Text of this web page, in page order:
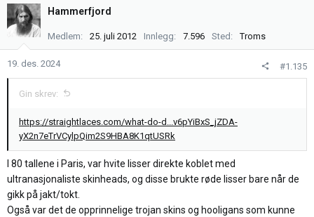
k
s
j
n
e
r
Hammerfjord
Medlem 25. juli 2012 Innlegg 7.596 Sted Troms
19. des. 2024 #1.135
Gin skrev:
https://straightlaces.com/what-do-d...v6pYiBxS_jZDA-
yX2n7eTrVCylpQim2S9HBA8K1qtUSRk
I 80 tallene i Paris, var hvite lisser direkte koblet med
ultranasjonaliste skinheads, og disse brukte røde lisser bare når de
gikk på jakt/tokt.
Også var det de opprinnelige trojan skins og hooligans som kunne